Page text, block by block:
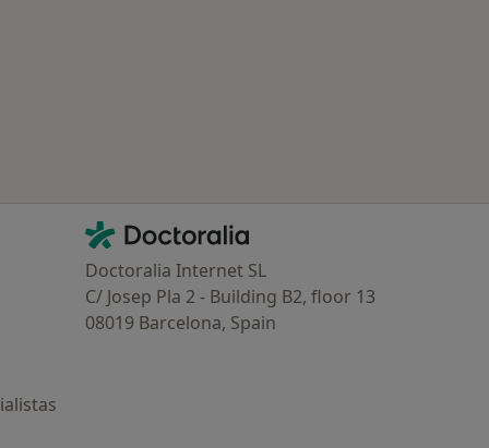
Contacto
Doctoralia - Página de inicio
Doctoralia Internet SL
C/ Josep Pla 2 - Building B2, floor 13
08019 Barcelona, Spain